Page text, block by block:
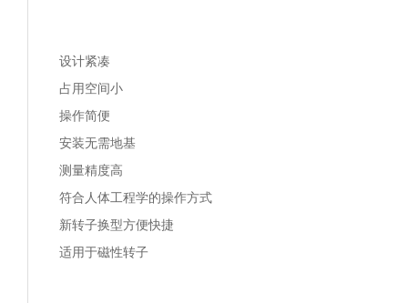
设计紧凑
占用空间小
操作简便
安装无需地基
测量精度高
符合人体工程学的操作方式
新转子换型方便快捷
适用于磁性转子